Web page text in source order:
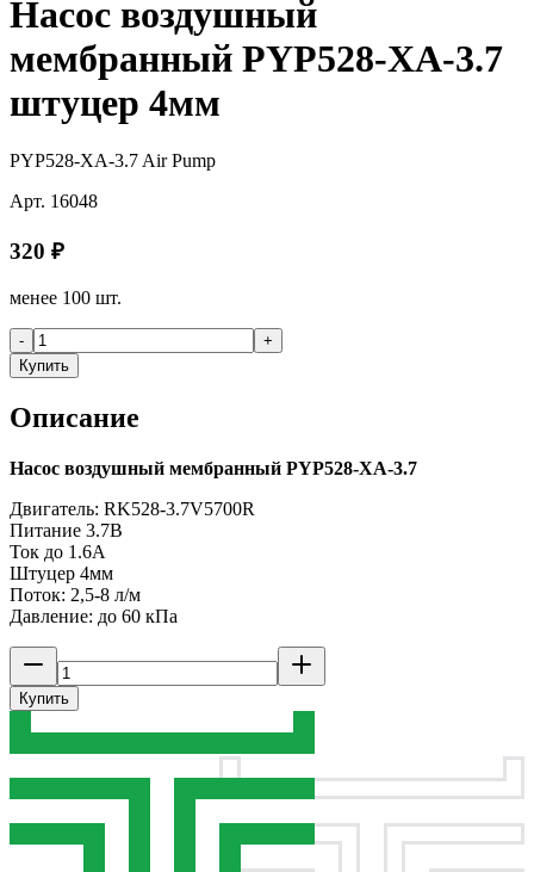
Насос воздушный
мембранный PYP528-XA-3.7
штуцер 4мм
PYP528-XA-3.7 Air Pump
Арт. 16048
320 ₽
менее 100 шт.
-
+
Купить
Описание
Насос воздушный мембранный PYP528-XA-3.7
Двигатель: RK528-3.7V5700R
Питание 3.7В
Ток до 1.6А
Штуцер 4мм
Поток: 2,5-8 л/м
Давление: до 60 кПа
Купить